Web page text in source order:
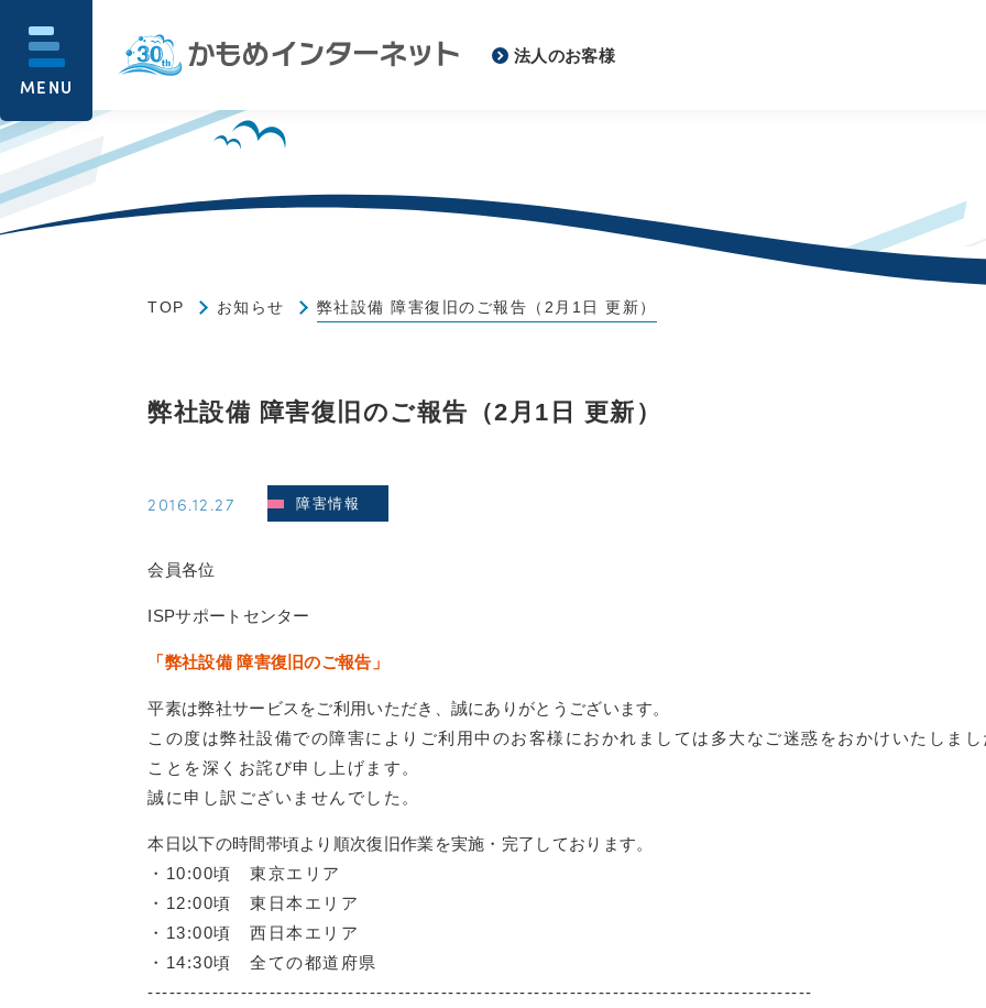
MENU
法人のお客様
TOP お知らせ 弊社設備 障害復旧のご報告（2月1日 更新）
弊社設備 障害復旧のご報告（2月1日 更新）
2016.12.27 障害情報
会員各位
ISPサポートセンター
「弊社設備 障害復旧のご報告」
平素は弊社サービスをご利用いただき、誠にありがとうございます。
この度は弊社設備での障害によりご利用中のお客様におかれましては多大なご迷惑をおかけいたしま
ことを深くお詫び申し上げます。
誠に申し訳ございませんでした。
本日以下の時間帯頃より順次復旧作業を実施・完了しております。
・10:00頃 東京エリア
・12:00頃 東日本エリア
・13:00頃 西日本エリア
・14:30頃 全ての都道府県
---------------------------------------------------------------------------------------------